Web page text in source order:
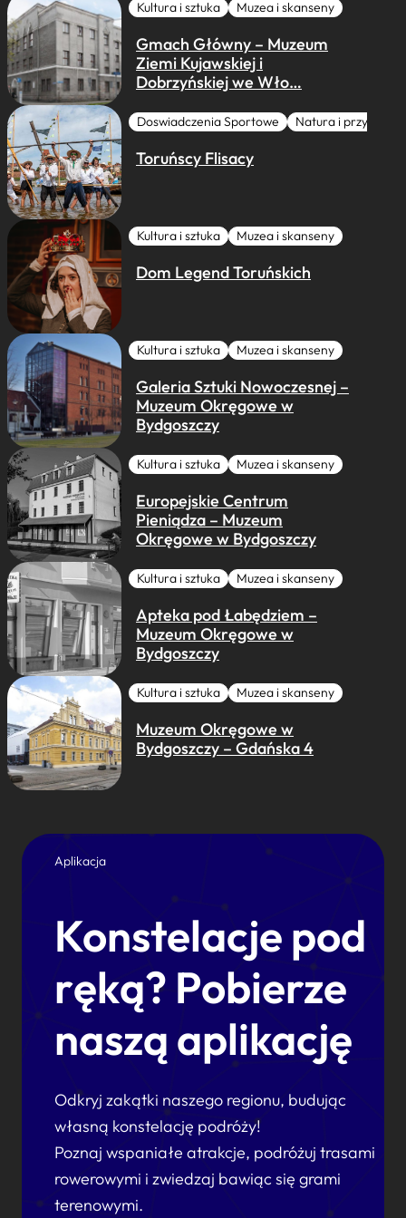
Kultura i sztuka Muzea i skanseny
Gmach Główny – Muzeum
Ziemi Kujawskiej i
Dobrzyńskiej we Wło…
Doswiadczenia Sportowe Natura i przygoda
Toruńscy Flisacy
Kultura i sztuka Muzea i skanseny
Dom Legend Toruńskich
Kultura i sztuka Muzea i skanseny
Galeria Sztuki Nowoczesnej –
Muzeum Okręgowe w
Bydgoszczy
Kultura i sztuka Muzea i skanseny
Europejskie Centrum
Pieniądza – Muzeum
Okręgowe w Bydgoszczy
Kultura i sztuka Muzea i skanseny
Apteka pod Łabędziem –
Muzeum Okręgowe w
Bydgoszczy
Kultura i sztuka Muzea i skanseny
Muzeum Okręgowe w
Bydgoszczy – Gdańska 4
Aplikacja
Konstelacje pod
ręką? Pobierze
naszą aplikację
Odkryj zakątki naszego regionu, budując
własną konstelację podróży!
Poznaj wspaniałe atrakcje, podróżuj trasami
rowerowymi i zwiedzaj bawiąc się grami
terenowymi.